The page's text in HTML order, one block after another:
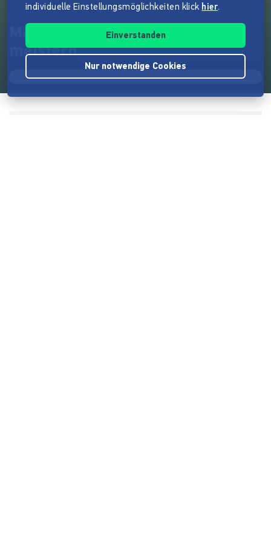
Mit ZWISCHENRAUM 2022
meistern
individuelle Einstellungsmöglichkeiten klick hier.
Einverstanden
Nur notwendige Cookies